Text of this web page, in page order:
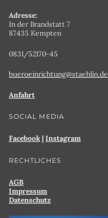
Adresse:
In der Brandstatt 7
87435 Kempten
0831/52170-45
bueroeinrichtung@staehlin.de
Anfahrt
SOCIAL MEDIA
Facebook | Instagram
RECHTLICHES
AGB
Impressum
Datenschutz